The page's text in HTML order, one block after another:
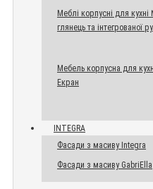
Меблі корпусні для
глянець та інтегрованої
Мебель корпусна для
Екран
INTEGRA
Фасади з масиву Integra
Фасади з масиву GabriElla